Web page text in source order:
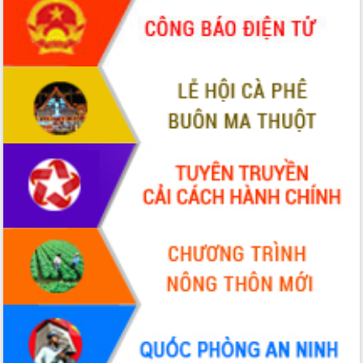
Lắk
Khơi thông điểm nghẽn, đẩy nhanh
giải ngân vốn khắc phục thiên tai
HĐND tỉnh thông qua điều chỉnh Quy
hoạch tỉnh thời kỳ 2021-2030
Hội thảo góp ý hồ sơ điều chỉnh quy
hoạch tỉnh Đắk Lắk thời kỳ 2021-2030,
tầm nhìn đến năm 2050
Nâng cao hiệu quả hoạt động của các
doanh nghiệp nhà nước
Hội nghị triển khai kết nối mạng
truyền số liệu chuyên dùng phục vụ cơ
quan Đảng, Nhà nước
Lễ phát động chuỗi hoạt động chung
tay làm sạch môi trường
Xã Ea Kar bước chuyển mình trong
công tác cải cách hành chính mô hình
UBND tỉnh họp báo định kỳ tháng 4
năm 2026